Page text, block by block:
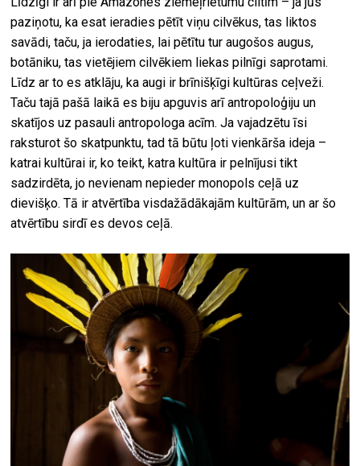
paziņotu, ka esat ieradies pētīt viņu cilvēkus, tas liktos
savādi, taču, ja ierodaties, lai pētītu tur augošos augus,
botāniku, tas vietējiem cilvēkiem liekas pilnīgi saprotami.
Līdz ar to es atklāju, ka augi ir brīnišķīgi kultūras ceļveži.
Taču tajā pašā laikā es biju apguvis arī antropoloģiju un
skatījos uz pasauli antropologa acīm. Ja vajadzētu īsi
raksturot šo skatpunktu, tad tā būtu ļoti vienkārša ideja –
katrai kultūrai ir, ko teikt, katra kultūra ir pelnījusi tikt
sadzirdēta, jo nevienam nepieder monopols ceļā uz
dievišķo. Tā ir atvērtība visdažādākajām kultūrām, un ar šo
atvērtību sirdī es devos ceļā.